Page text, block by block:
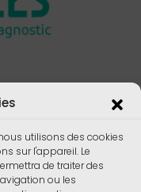
utilisons des cookies
sur l'appareil. Le
de traiter des
ou les